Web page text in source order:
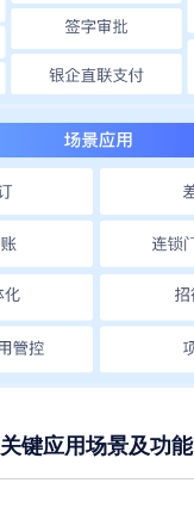
关键应用场景及功能